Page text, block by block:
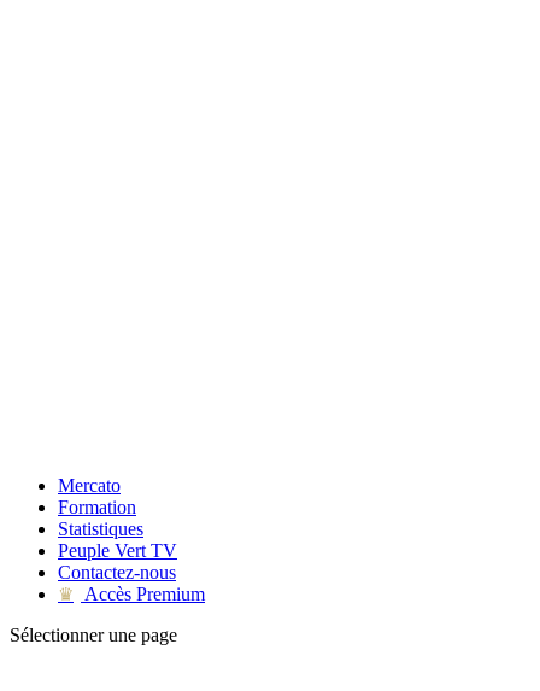
Mercato
Formation
Statistiques
Peuple Vert TV
Contactez-nous
♛
Accès Premium
Sélectionner une page